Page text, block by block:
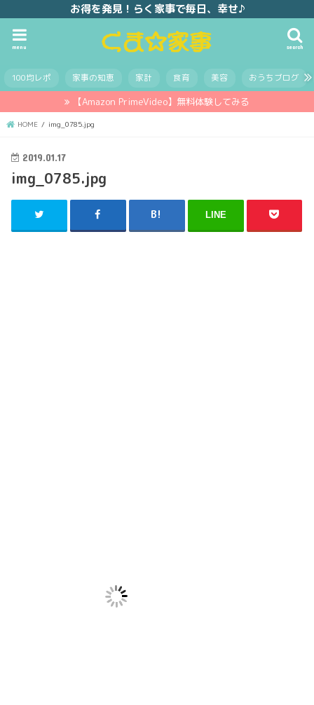
お得を発見！らく家事で毎日、幸せ♪
search
menu
100均レポ 家事の知恵 家計 食育 美容 おうちブログ
【Amazon PrimeVideo】無料体験してみる
HOME img_0785.jpg
2019.01.17
img_0785.jpg
LINE